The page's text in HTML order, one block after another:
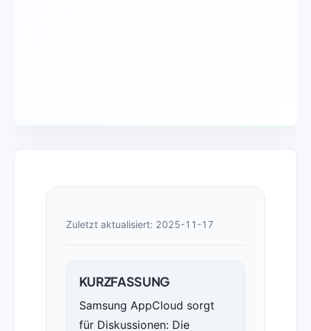
Zuletzt aktualisiert: 2025-11-17
KURZFASSUNG
Samsung AppCloud sorgt
für Diskussionen: Die